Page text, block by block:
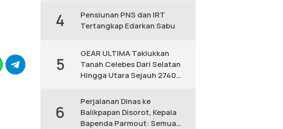
4
Pensiunan PNS dan IRT
Tertangkap Edarkan Sabu
5
GEAR ULTIMA Taklukkan
Tanah Celebes Dari Selatan
Hingga Utara Sejauh 2740
6
Perjalanan Dinas ke
Balikpapan Disorot, Kepala
Bapenda Parmout: Semua